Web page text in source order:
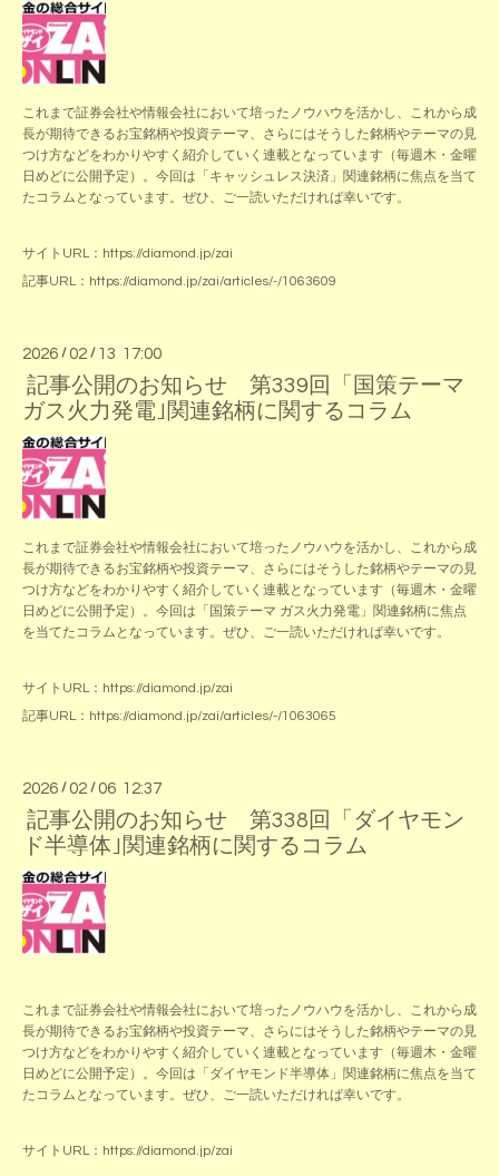
これまで証券会社や情報会社において培ったノウハウを活かし、これから成
長が期待できるお宝銘柄や投資テーマ、さらにはそうした銘柄やテーマの見
つけ方などをわかりやすく紹介していく連載となっています（毎週木・金曜
日めどに公開予定）。今回は「キャッシュレス決済」関連銘柄に焦点を当て
たコラムとなっています。ぜひ、ご一読いただければ幸いです。
サイトURL： https://diamond.jp/zai
記事URL： https://diamond.jp/zai/articles/-/1063609
2026 / 02 / 13 17:00
記事公開のお知らせ 第339回「国策テーマ
ガス火力発電｣関連銘柄に関するコラム
これまで証券会社や情報会社において培ったノウハウを活かし、これから成
長が期待できるお宝銘柄や投資テーマ、さらにはそうした銘柄やテーマの見
つけ方などをわかりやすく紹介していく連載となっています（毎週木・金曜
日めどに公開予定）。今回は「国策テーマ ガス火力発電」関連銘柄に焦点
を当てたコラムとなっています。ぜひ、ご一読いただければ幸いです。
サイトURL： https://diamond.jp/zai
記事URL： https://diamond.jp/zai/articles/-/1063065
2026 / 02 / 06 12:37
記事公開のお知らせ 第338回「ダイヤモン
ド半導体｣関連銘柄に関するコラム
これまで証券会社や情報会社において培ったノウハウを活かし、これから成
長が期待できるお宝銘柄や投資テーマ、さらにはそうした銘柄やテーマの見
つけ方などをわかりやすく紹介していく連載となっています（毎週木・金曜
日めどに公開予定）。今回は「ダイヤモンド半導体」関連銘柄に焦点を当て
たコラムとなっています。ぜひ、ご一読いただければ幸いです。
サイトURL： https://diamond.jp/zai